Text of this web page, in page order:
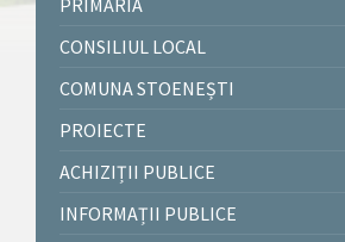
PRIMĂRIA
CONSILIUL LOCAL
COMUNA STOENEȘTI
PROIECTE
ACHIZIȚII PUBLICE
INFORMAȚII PUBLICE